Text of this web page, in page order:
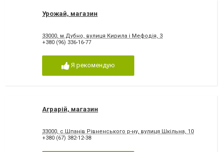
Урожай, магазин
33000, м.Дубно, вулиця Кирила і Мефодія, 3
+380 (96) 336-16-77
Я рекомендую
Аграрій, магазин
33000, с.Шпанів Рівненського р-ну, вулиця Шкільна, 10
+380 (67) 382-12-38